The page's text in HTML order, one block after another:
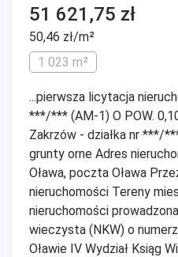
51 621,75 zł
50,46 zł/m²
1 023 m²
...pierwsza licytacja
***/*** (AM-1) O POW.
Zakrzów - działka nr ***/
grunty orne Adres
Oława, poczta Oława
nieruchomości Tereny
nieruchomości
wieczysta (NKW) o
Oławie IV Wydział Ksiąg